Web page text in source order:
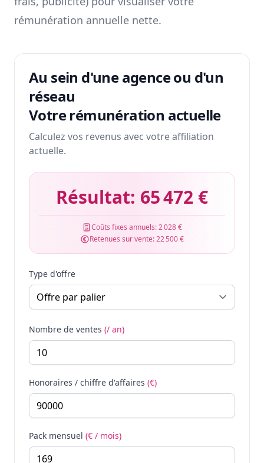
rémunération annuelle nette.
Au sein d'une agence ou d'un
réseau
Votre rémunération actuelle
Calculez vos revenus avec votre affiliation
actuelle.
Résultat: 65 472 €
Coûts fixes annuels:2 028 €
Retenues sur vente:22 500 €
Type d'offre
Nombre de ventes (/ an)
Honoraires / chiffre d'affaires (€)
Pack mensuel (€ / mois)